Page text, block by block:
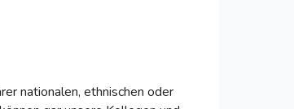
nationalen, ethnischen oder